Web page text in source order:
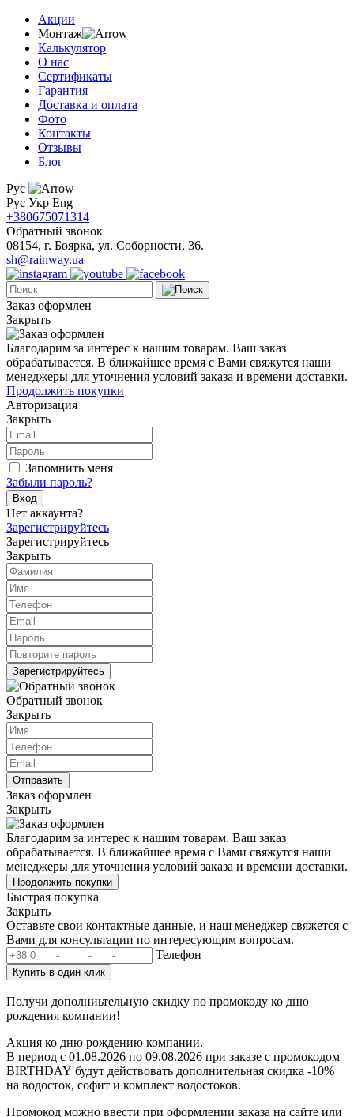
Акции
Монтаж
Калькулятор
О нас
Сертификаты
Гарантия
Доставка и оплата
Фото
Контакты
Отзывы
Блог
Рус
Рус Укр Eng
+380675071314
Обратный звонок
08154, г. Боярка, ул. Соборности, 36.
sh@rainway.ua
Заказ оформлен
Закрыть
Благодарим за интерес к нашим товарам. Ваш заказ
обрабатывается. В ближайшее время с Вами свяжутся наши
менеджеры для уточнения условий заказа и времени доставки.
Продолжить покупки
Авторизация
Закрыть
Запомнить меня
Забыли пароль?
Вход
Нет аккаунта?
Зарегистрируйтесь
Зарегистрируйтесь
Закрыть
Зарегистрируйтесь
Обратный звонок
Закрыть
Отправить
Заказ оформлен
Закрыть
Благодарим за интерес к нашим товарам. Ваш заказ
обрабатывается. В ближайшее время с Вами свяжутся наши
менеджеры для уточнения условий заказа и времени доставки.
Продолжить покупки
Быстрая покупка
Закрыть
Оставьте свои контактные данные, и наш менеджер свяжется с
Вами для консультации по интересующим вопросам.
Телефон
Купить в один клик
Получи дополниьтельную скидку по промокоду ко дню
рождения компании!
Акция ко дню рождению компании.
В период с 01.08.2026 по 09.08.2026 при заказе с промокодом
BIRTHDAY будут действовать дополнительная скидка -10%
на водосток, софит и комплект водостоков.
Промокод можно ввести при оформлении заказа на сайте или